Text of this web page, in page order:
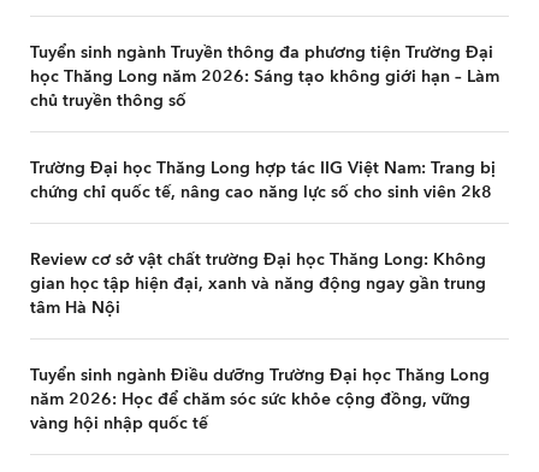
Tuyển sinh ngành Truyền thông đa phương tiện Trường Đại
học Thăng Long năm 2026: Sáng tạo không giới hạn – Làm
chủ truyền thông số
Trường Đại học Thăng Long hợp tác IIG Việt Nam: Trang bị
chứng chỉ quốc tế, nâng cao năng lực số cho sinh viên 2k8
Review cơ sở vật chất trường Đại học Thăng Long: Không
gian học tập hiện đại, xanh và năng động ngay gần trung
tâm Hà Nội
Tuyển sinh ngành Điều dưỡng Trường Đại học Thăng Long
năm 2026: Học để chăm sóc sức khỏe cộng đồng, vững
vàng hội nhập quốc tế